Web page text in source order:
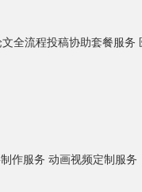
全流程投稿协助套餐服务
作服务 动画视频定制服务